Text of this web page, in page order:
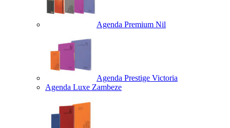
Agenda Premium Nil
Agenda Prestige Victoria
Agenda Luxe Zambeze